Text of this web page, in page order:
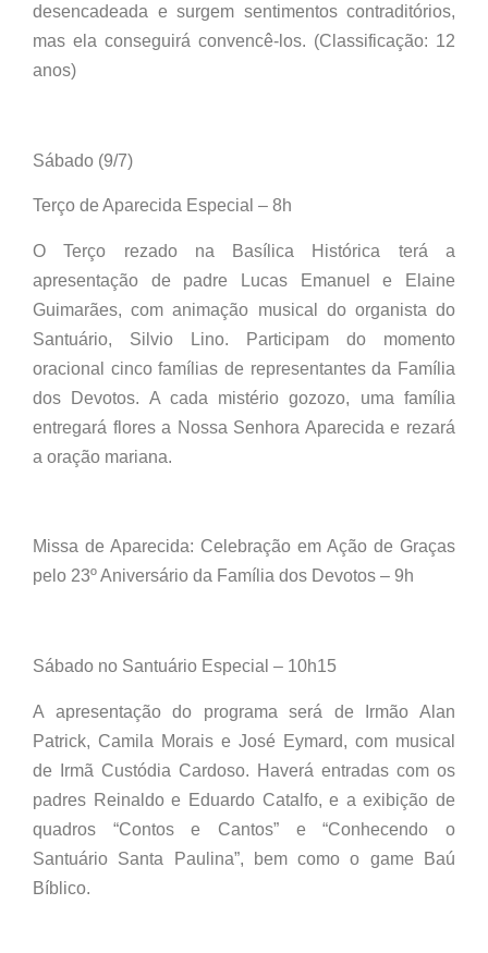
desencadeada e surgem sentimentos contraditórios,
mas ela conseguirá convencê-los. (Classificação: 12
anos)
Sábado (9/7)
Terço de Aparecida Especial – 8h
O Terço rezado na Basílica Histórica terá a
apresentação de padre Lucas Emanuel e Elaine
Guimarães, com animação musical do organista do
Santuário, Silvio Lino. Participam do momento
oracional cinco famílias de representantes da Família
dos Devotos. A cada mistério gozozo, uma família
entregará flores a Nossa Senhora Aparecida e rezará
a oração mariana.
Missa de Aparecida: Celebração em Ação de Graças
pelo 23º Aniversário da Família dos Devotos – 9h
Sábado no Santuário Especial – 10h15
A apresentação do programa será de Irmão Alan
Patrick, Camila Morais e José Eymard, com musical
de Irmã Custódia Cardoso. Haverá entradas com os
padres Reinaldo e Eduardo Catalfo, e a exibição de
quadros “Contos e Cantos” e “Conhecendo o
Santuário Santa Paulina”, bem como o game Baú
Bíblico.